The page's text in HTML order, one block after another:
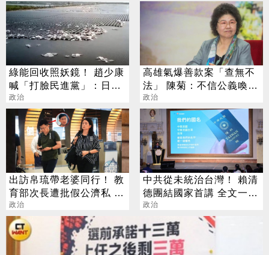
綠能回收照妖鏡！ 趙少康
喊「打臉民進黨」：日本
每年50萬噸沒人買單
政治
高雄氣爆善款案「查無不
法」 陳菊：不信公義喚不
回
政治
出訪帛琉帶老婆同行！ 教
育部次長遭批假公濟私 張
廖萬回應了
政治
中共從未統治台灣！ 賴清
德團結國家首講 全文一次
看
政治